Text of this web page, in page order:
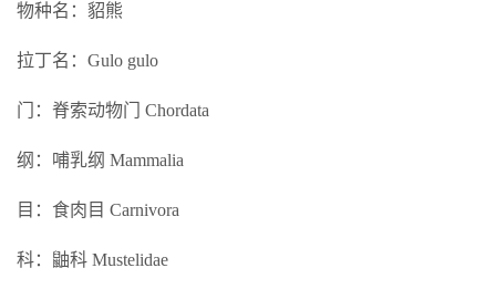
物种名：貂熊
拉丁名：Gulo gulo
门：脊索动物门 Chordata
纲：哺乳纲 Mammalia
目：食肉目 Carnivora
科：鼬科 Mustelidae